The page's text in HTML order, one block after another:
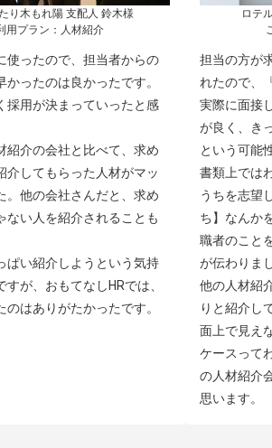
り木もれ陽 支配人 鈴木様
用プラン：人材紹介
使ったので、担当者からの
かったのは良かったです。
採用が決まっていったと感
紹介の会社と比べて、求め
介してもらった人材がマッ
。他の会社さんだと、求め
ない人を紹介されることも
ぱい紹介しようという気持
すが、おもてなしHRでは、
のはありがたかったです。
ロテ
担当の方が
れたので、
実際に面接
が良く、き
という可能
書類上では
うちを志望
ち】なんか
職者のこと
が伝わりま
他の人材紹
りと紹介し
面上で見え
ケースって
の人材紹介
思います。